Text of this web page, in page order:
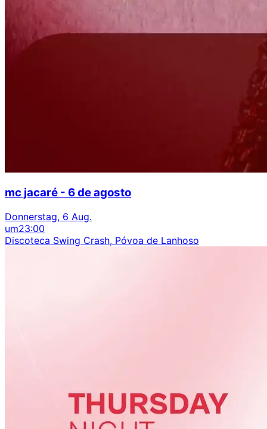
mc jacaré - 6 de agosto
Donnerstag, 6 Aug.
um23:00
Discoteca Swing Crash, Póvoa de Lanhoso